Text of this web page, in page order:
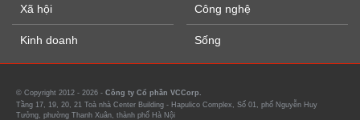
Xã hội
Kinh doanh
Công nghệ
Sống
© Copyright 2012 - 2026 - Công ty Cổ phần VCCorp.
Tầng 17, 19, 20, 21 Toà nhà Center Building - Hapulico Complex, Số 01, phố Nguyễn Huy
Tưởng, phường Thanh Xuân, thành phố Hà Nội